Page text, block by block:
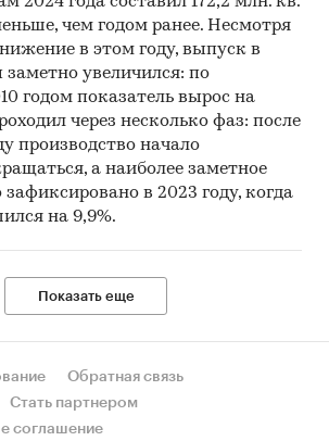
чем годом ранее. Несмотря
в этом году, выпуск в
заметно увеличился: по
годом показатель вырос на
через несколько фаз: после
производство начало
а наиболее заметное
в 2023 году, когда
на 9,9%.
Показать еще
Обратная связь
Стать партнером
соглашение